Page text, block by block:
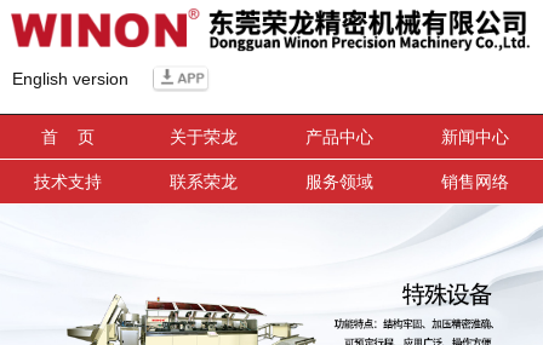
English version
首 页 关于荣龙 产品中心 新闻中心
技术支持 联系荣龙 服务领域 销售网络
信息搜索
搜索